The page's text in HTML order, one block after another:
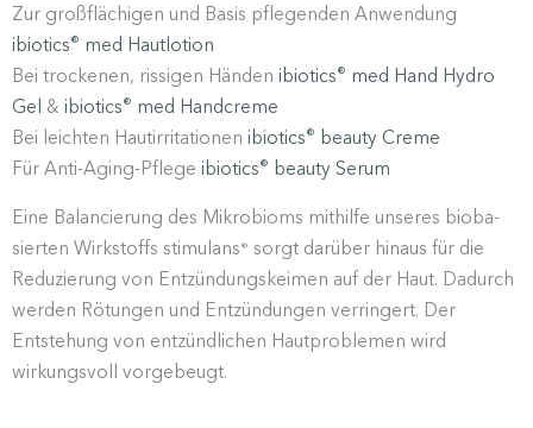
Zur großflä­chigen und Basis pflegenden Anwendung
ibiotics® med Hautlotion
Bei trockenen, rissigen Händen ibiotics® med Hand Hydro
Gel & ibiotics® med Handcreme
Bei leichten Hautir­ri­ta­tionen ibiotics® beauty Creme
Für Anti-Aging-Pflege ibiotics® beauty Serum
Eine Balan­cierung des Mikro­bioms mithilfe unseres bioba­
sierten Wirkstoffs stimulans® sorgt darüber hinaus für die
Reduzierung von Entzün­dungs­keimen auf der Haut. Dadurch
werden Rötungen und Entzün­dungen verringert. Der
Entstehung von entzünd­lichen Hautpro­blemen wird
wirkungsvoll vorgebeugt.